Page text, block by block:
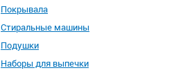
Покрывала
Стиральные машины
Подушки
Наборы для выпечки